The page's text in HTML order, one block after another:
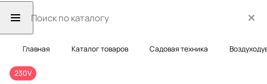
Главная Каталог товаров Садовая техника
230V